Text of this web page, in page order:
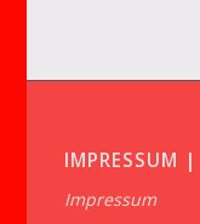
IMPRESSUM
Impressum